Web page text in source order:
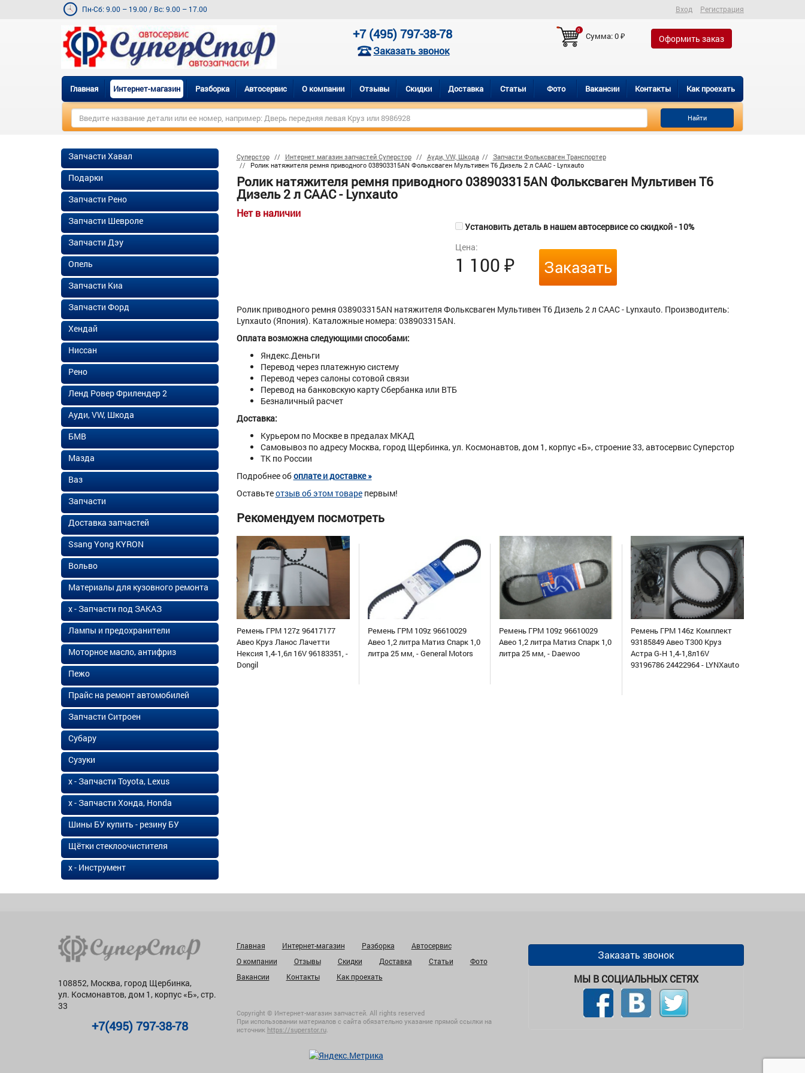
Пн-Сб: 9.00 – 19.00 / Вс: 9.00 – 17.00 Вход Регистрация
+7 (495) 797-38-78
Заказать звонок
0
Сумма:0₽ Оформить заказ
Главная Интернет-магазин Разборка Автосервис О компании Отзывы Скидки Доставка Статьи Фото Вакансии Контакты Как проехать
Найти
Суперстор Интернет магазин запчастей Суперстор Ауди, VW, Шкода
Запчасти Фольксваген Транспортер
Ролик натяжителя ремня приводного 038903315AN Фольксваген Мультивен Т6 Дизель 2 л CAAC - Lynxauto
Ролик натяжителя ремня приводного 038903315AN Фольксваген Мультивен Т6
Дизель 2 л CAAC - Lynxauto
Нет в наличии
Установить деталь в нашем автосервисе со скидкой - 10%
Цена:
1 100₽ Заказать
Ролик приводного ремня 038903315AN натяжителя Фольксваген Мультивен Т6 Дизель 2 л CAAC - Lynxauto. Производитель:
Lynxauto (Япония). Каталожные номера: 038903315AN.
Оплата возможна следующими способами:
Яндекс.Деньги
Перевод через платежную систему
Перевод через салоны сотовой связи
Перевод на банковскую карту Сбербанка или ВТБ
Безналичный расчет
Доставка:
Курьером по Москве в предалах МКАД
Самовывоз по адресу Москва, город Щербинка, ул. Космонавтов, дом 1, корпус «Б», строение 33, автосервис Суперстор
ТК по России
Подробнее обоплате и доставке »
Оставьтеотзыв об этом товарепервым!
Рекомендуем посмотреть
Ремень ГРМ 127z 96417177
Авео Круз Ланос Лачетти
Нексия 1,4-1,6л 16V 96183351, -
Dongil
Ремень ГРМ 109z 96610029
Авео 1,2 литра Матиз Спарк 1,0
литра 25 мм, - General Motors
Ремень ГРМ 109z 96610029
Авео 1,2 литра Матиз Спарк 1,0
литра 25 мм, - Daewoo
Ремень ГРМ 146z Комплект
93185849 Авео Т300 Круз
Астра G-H 1,4-1,8л16V
93196786 24422964 - LYNXauto
Запчасти Хавал
Подарки
Запчасти Рено
Запчасти Шевроле
Запчасти Дэу
Опель
Запчасти Киа
Запчасти Форд
Хендай
Ниссан
Рено
Ленд Ровер Фрилендер 2
Ауди, VW, Шкода
БМВ
Мазда
Ваз
Запчасти
Доставка запчастей
Ssang Yong KYRON
Вольво
Материалы для кузовного ремонта
х - Запчасти под ЗАКАЗ
Лампы и предохранители
Моторное масло, антифриз
Пежо
Прайс на ремонт автомобилей
Запчасти Ситроен
Субару
Сузуки
х - Запчасти Toyota, Lexus
х - Запчасти Хонда, Honda
Шины БУ купить - резину БУ
Щётки стеклоочистителя
х - Инструмент
108852, Москва, город Щербинка,
ул. Космонавтов, дом 1, корпус «Б», стр.
33
+7(495) 797-38-78
Главная Интернет-магазин Разборка
Автосервис
О компании
Отзывы Скидки Доставка Статьи
Фото
Вакансии
Контакты Как проехать
Copyright © Интернет-магазин запчастей. All rights reserved
При использовании материалов с сайта обязательно указание прямой ссылки на
источник https://superstor.ru.
Заказать звонок
МЫ В СОЦИАЛЬНЫХ СЕТЯХ